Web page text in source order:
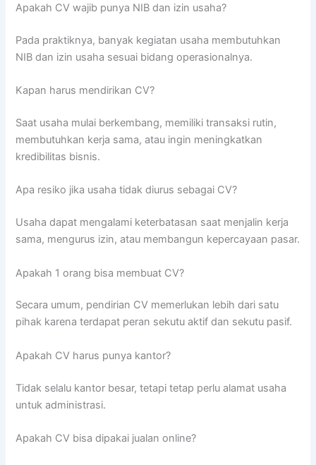
Apakah CV wajib punya NIB dan izin usaha?
Pada praktiknya, banyak kegiatan usaha membutuhkan
NIB dan izin usaha sesuai bidang operasionalnya.
Kapan harus mendirikan CV?
Saat usaha mulai berkembang, memiliki transaksi rutin,
membutuhkan kerja sama, atau ingin meningkatkan
kredibilitas bisnis.
Apa resiko jika usaha tidak diurus sebagai CV?
Usaha dapat mengalami keterbatasan saat menjalin kerja
sama, mengurus izin, atau membangun kepercayaan pasar.
Apakah 1 orang bisa membuat CV?
Secara umum, pendirian CV memerlukan lebih dari satu
pihak karena terdapat peran sekutu aktif dan sekutu pasif.
Apakah CV harus punya kantor?
Tidak selalu kantor besar, tetapi tetap perlu alamat usaha
untuk administrasi.
Apakah CV bisa dipakai jualan online?